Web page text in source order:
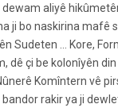
dewam aliyê
ji bo naskirina mafê
Sudeten … Kore,
dê çi be kolonîyên
Komîntern vê
bandor rakir ya ji